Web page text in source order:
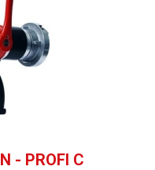
- PROFI C